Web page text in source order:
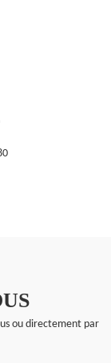
ou directement par